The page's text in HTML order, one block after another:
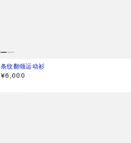
条纹翻领运动衫
当前颜色： 浅蓝色/灰色
價格：¥6,000。
¥6,000